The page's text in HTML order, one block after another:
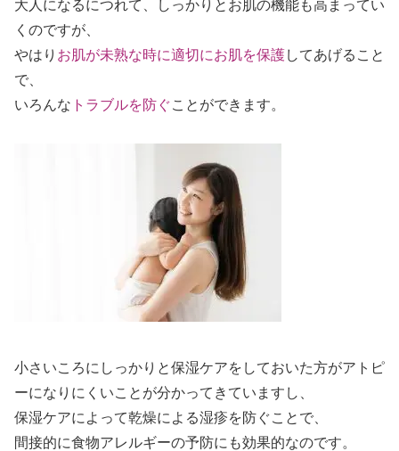
大人になるにつれて、しっかりとお肌の機能も高まってい
くのですが、
やはり お肌が未熟な時に適切にお肌を保護してあげること
で、
いろんな トラブルを防ぐことができます。
小さいころにしっかりと保湿ケアをしておいた方がアトピ
ーになりにくいことが分かってきていますし、
保湿ケアによって乾燥による湿疹を防ぐことで、
間接的に食物アレルギーの予防にも効果的なのです。